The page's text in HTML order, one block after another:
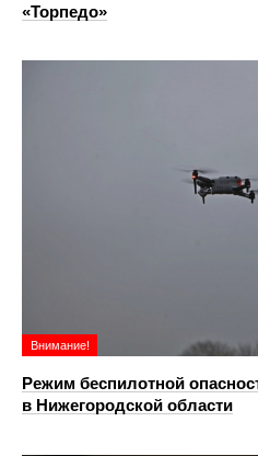
«Торпедо»
Внимание!
Режим беспилотной
в Нижегородской области